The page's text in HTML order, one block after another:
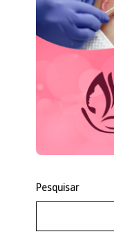
Pesquisar